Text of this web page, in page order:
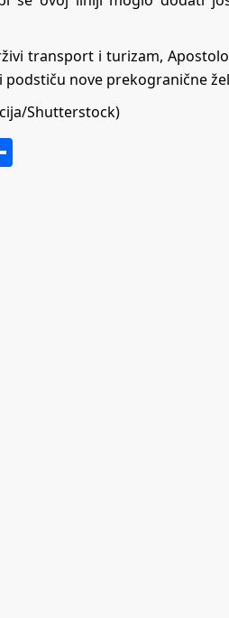
transport i turizam,
nove prekogranične
Shutterstock)